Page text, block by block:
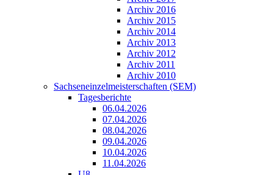
Archiv 2016
Archiv 2015
Archiv 2014
Archiv 2013
Archiv 2012
Archiv 2011
Archiv 2010
Sachseneinzelmeisterschaften (SEM)
Tagesberichte
06.04.2026
07.04.2026
08.04.2026
09.04.2026
10.04.2026
11.04.2026